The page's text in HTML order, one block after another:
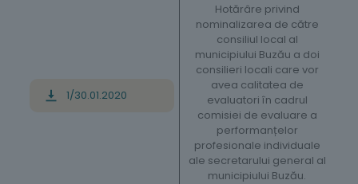
1/30.01.2020
Hotărâre privind
nominalizarea de către
consiliul local al
municipiului Buzău a doi
consilieri locali care vor
avea calitatea de
evaluatori în cadrul
comisiei de evaluare a
performanțelor
profesionale individuale
ale secretarului general al
municipiului Buzău.